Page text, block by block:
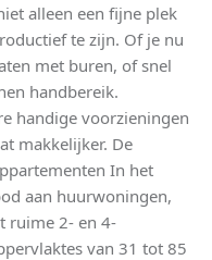
alleen een fijne plek
te zijn. Of je nu
met buren, of snel
handbereik.
handige voorzieningen
makkelijker. De
In het
aan huurwoningen,
ruime 2- en 4-
van 31 tot 85